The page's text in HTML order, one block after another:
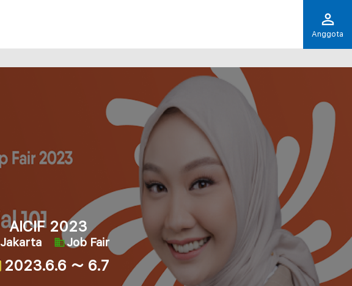
Anggota
AICIF 2023
Jakarta Job Fair
2023.6.6 ～ 6.7